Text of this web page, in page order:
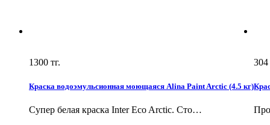
1300 тг.
Краска водоэмульсионная моющаяся Alina Paint Arctic (4.5 кг)
Супер белая краска Inter Eco Arctic. Cто…
304